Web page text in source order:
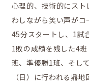
心理的、技術的にス
わしながら笑い声が
45分スタートし、1試
1敗の成績を残した4
班、準優勝1班、そし
（日）に行われる鼎